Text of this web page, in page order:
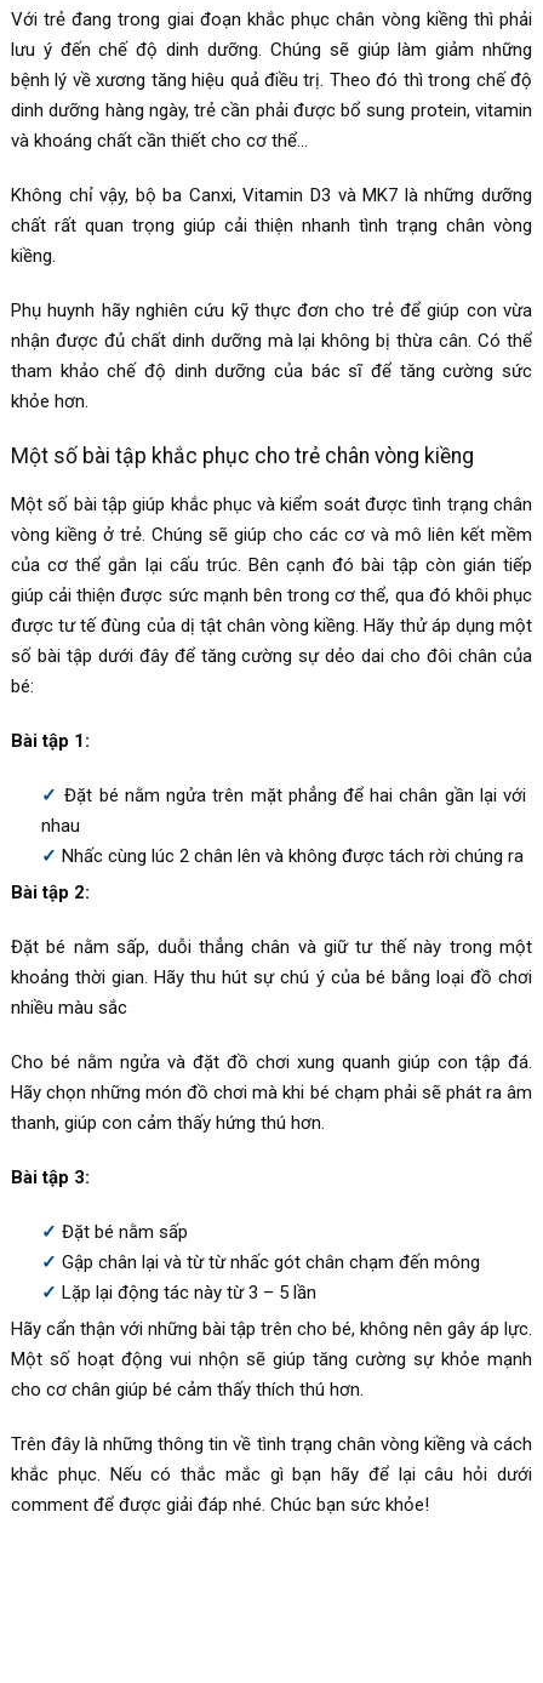
Với trẻ đang trong giai đoạn khắc phục chân vòng kiềng thì phải
lưu ý đến chế độ dinh dưỡng. Chúng sẽ giúp làm giảm những
bệnh lý về xương tăng hiệu quả điều trị. Theo đó thì trong chế độ
dinh dưỡng hàng ngày, trẻ cần phải được bổ sung protein, vitamin
và khoáng chất cần thiết cho cơ thể…
Không chỉ vậy, bộ ba Canxi, Vitamin D3 và MK7 là những dưỡng
chất rất quan trọng giúp cải thiện nhanh tình trạng chân vòng
kiềng.
Phụ huynh hãy nghiên cứu kỹ thực đơn cho trẻ để giúp con vừa
nhận được đủ chất dinh dưỡng mà lại không bị thừa cân. Có thể
tham khảo chế độ dinh dưỡng của bác sĩ để tăng cường sức
khỏe hơn.
Một số bài tập khắc phục cho trẻ chân vòng kiềng
Một số bài tập giúp khắc phục và kiểm soát được tình trạng chân
vòng kiềng ở trẻ. Chúng sẽ giúp cho các cơ và mô liên kết mềm
của cơ thể gắn lại cấu trúc. Bên cạnh đó bài tập còn gián tiếp
giúp cải thiện được sức mạnh bên trong cơ thể, qua đó khôi phục
được tư tế đùng của dị tật chân vòng kiềng. Hãy thử áp dụng một
số bài tập dưới đây để tăng cường sự dẻo dai cho đôi chân của
bé:
Bài tập 1:
Đặt bé nằm ngửa trên mặt phẳng để hai chân gần lại với
nhau
Nhấc cùng lúc 2 chân lên và không được tách rời chúng ra
Bài tập 2:
Đặt bé nằm sấp, duỗi thẳng chân và giữ tư thế này trong một
khoảng thời gian. Hãy thu hút sự chú ý của bé bằng loại đồ chơi
nhiều màu sắc
Cho bé nằm ngửa và đặt đồ chơi xung quanh giúp con tập đá.
Hãy chọn những món đồ chơi mà khi bé chạm phải sẽ phát ra âm
thanh, giúp con cảm thấy hứng thú hơn.
Bài tập 3:
Đặt bé nằm sấp
Gập chân lại và từ từ nhấc gót chân chạm đến mông
Lặp lại động tác này từ 3 – 5 lần
Hãy cẩn thận với những bài tập trên cho bé, không nên gây áp lực.
Một số hoạt động vui nhộn sẽ giúp tăng cường sự khỏe mạnh
cho cơ chân giúp bé cảm thấy thích thú hơn.
Trên đây là những thông tin về tình trạng chân vòng kiềng và cách
khắc phục. Nếu có thắc mắc gì bạn hãy để lại câu hỏi dưới
comment để được giải đáp nhé. Chúc bạn sức khỏe!